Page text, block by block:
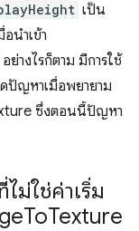
เป็น
นำเข้า
างไรก็ตาม มีการใช้
ปัญหาเมื่อพยายาม
ซึ่งตอนนี้ปัญหา
ม่ใช่ค่าเริ่ม
ToTexture